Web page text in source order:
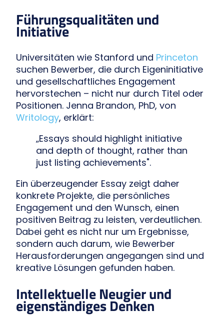
Führungsqualitäten und
Initiative
Universitäten wie Stanford und Princeton
suchen Bewerber, die durch Eigeninitiative
und gesellschaftliches Engagement
hervorstechen – nicht nur durch Titel oder
Positionen. Jenna Brandon, PhD, von
Writology, erklärt:
„Essays should highlight initiative
and depth of thought, rather than
just listing achievements".
Ein überzeugender Essay zeigt daher
konkrete Projekte, die persönliches
Engagement und den Wunsch, einen
positiven Beitrag zu leisten, verdeutlichen.
Dabei geht es nicht nur um Ergebnisse,
sondern auch darum, wie Bewerber
Herausforderungen angegangen sind und
kreative Lösungen gefunden haben.
Intellektuelle Neugier und
eigenständiges Denken